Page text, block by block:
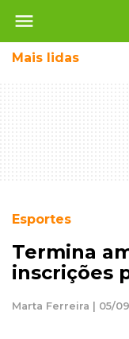
menu
Mais lidas
Esportes
Termina
inscrições
Marta Ferreira | 05/09/